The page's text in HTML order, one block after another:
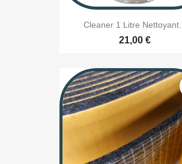
Cleaner 1 Litre Nettoyant...
21,00 €